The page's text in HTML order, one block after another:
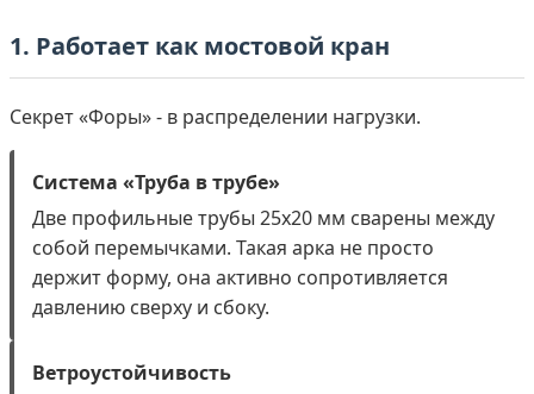
1. Работает как мостовой кран
Секрет «Форы» - в распределении нагрузки.
Система «Труба в трубе»
Две профильные трубы 25х20 мм сварены между
собой перемычками. Такая арка не просто
держит форму, она активно сопротивляется
давлению сверху и сбоку.
Ветроустойчивость